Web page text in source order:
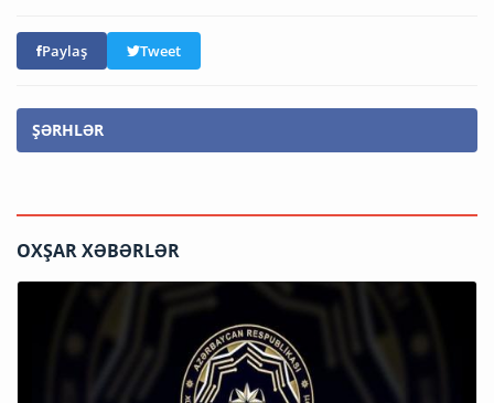
Paylaş Tweet
ŞƏRHLƏR
OXŞAR XƏBƏRLƏR